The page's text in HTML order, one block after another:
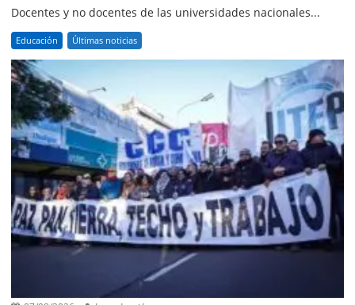
Docentes y no docentes de las universidades nacionales...
Educación Últimas noticias